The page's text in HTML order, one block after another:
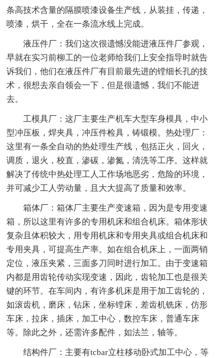
条高技术含量的隔膜喷漆设备生产线，从装挂，传递，
喷漆，烘干，全在一条流水线上完成。
液压件厂：我们这次很遗憾没能进液压件厂参观，
早就在实习前柳工的一位老师给我们上安全指导时就告
诉我们，他们在液压件厂有目前最先进的镗细长孔的技
术，很想去亲自领会一下，但是很遗憾，我们不能进
去。
工模具厂：这厂主要生产机车大型车身模具，中小
型冲压板，焊夹具，冲压件检具，铸锻模。热处理厂：
这里有一条全自动的热处理生产线，包括正火，回火，
调质，退火，校直，渗碳，渗氮，清洗等工序。这样就
解决了传统中热处理工人工作场地恶劣，危险的环境，
并可减少工人劳动量，且大大提高了质量和效率。
箱体厂：箱体厂主要生产变速箱，因为是专用变速
箱，所以这里有许多的专用机床和组合机床。箱体形状
复杂且体积较大，用专用机床和专用夹具或组合机床和
专用夹具，可提高生产率。如在组合机床上，一面两销
定位，液压夹紧，三面多刀同时进行加工。由于变速箱
内都是用齿轮传动实现变速，因此，齿轮加工也是很关
键的环节。在车间内，有许多机床是用于加工齿轮的，
如滚齿机，磨床，钻床，坐标镗床，差齿机铣床，仿形
车床，拉床，插床，加工中心，数控车床，普通车床
等。除此之外，还需许多配件，如法兰，轴等。
结构件厂：主要有tcbar立柱移动卧式加工中心，等